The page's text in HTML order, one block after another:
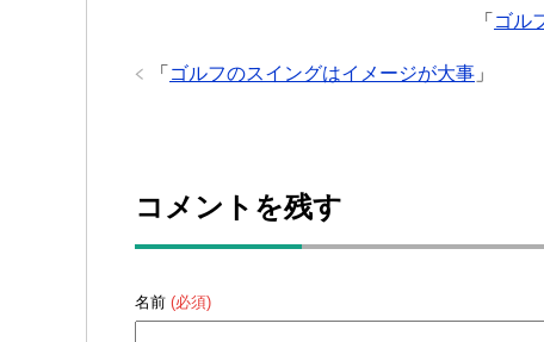
「 ゴル
「 ゴルフのスイングはイメージが大事 」
コメントを残す
名前 (必須)